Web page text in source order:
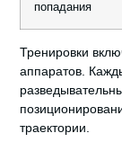
попадания
Тренировки
аппаратов.
траектории.